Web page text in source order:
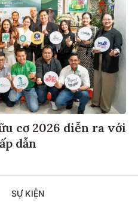
cơ 2026 diễn ra với
dẫn
SỰ KIỆN